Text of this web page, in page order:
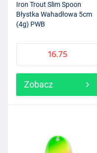
Iron Trout Slim Spoon
Błystka Wahadłowa 5cm
(4g) PWB
16.75
Zobacz